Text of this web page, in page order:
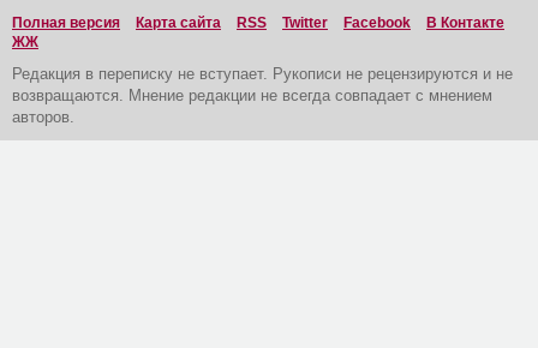
Полная версия Карта сайта RSS Twitter Facebook
В Контакте
ЖЖ
Редакция в переписку не вступает. Рукописи не рецензируются и не
возвращаются. Мнение редакции не всегда совпадает с мнением
авторов.